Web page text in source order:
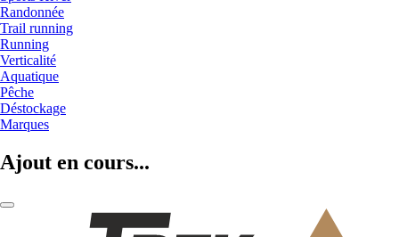
Randonnée
Trail running
Running
Verticalité
Aquatique
Pêche
Déstockage
Marques
Ajout en cours...